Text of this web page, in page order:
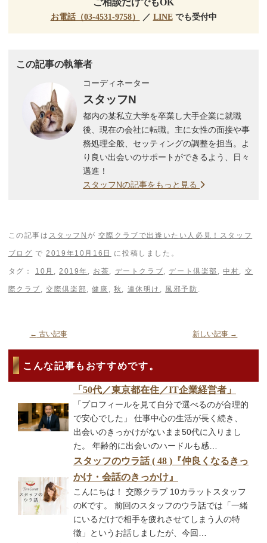
お電話（03-4531-9758） ／ LINEでも受付中
この記事の執筆者
コーディネーター
スタッフN
都内の某私立大学を卒業し大手企業に就職
後、現在の会社に転職。主に女性の面接や事
務処理全般、セッティングの調整を担当。よ
り良い出会いのサポートができるよう、日々
邁進！
スタッフNの記事をもっと見る
この記事は スタッフN が 交際クラブで出逢いたい人必見！スタッフ
ブログ で2019年10月16日 に投稿しました。
タグ： 10月 ,2019年 , お茶, デートクラブ,デート倶楽部 ,中村, 交
際クラブ ,交際倶楽部,健康 , 秋 , 連休明け , 風邪予防 .
← 古い記事 新しい記事 →
こんな記事もおすすめです。
「50代／東京都在住／IT企業経営者」
「プロフィールを見て自分で選べるのが合理的
で安心でした」 仕事中心の生活が長く続き、
出会いのきっかけがないまま50代に入りまし
た。 年齢的に出会いのハードルも感…
スタッフのウラ話 ( 48 )『仲良くなるきっ
かけ・会話のきっかけ』
こんにちは！ 交際クラブ 10カラットスタッフ
のKです。 前回のスタッフのウラ話では「一緒
にいるだけで相手を疲れさせてしまう人の特
徴」というお話しましたが、今回…